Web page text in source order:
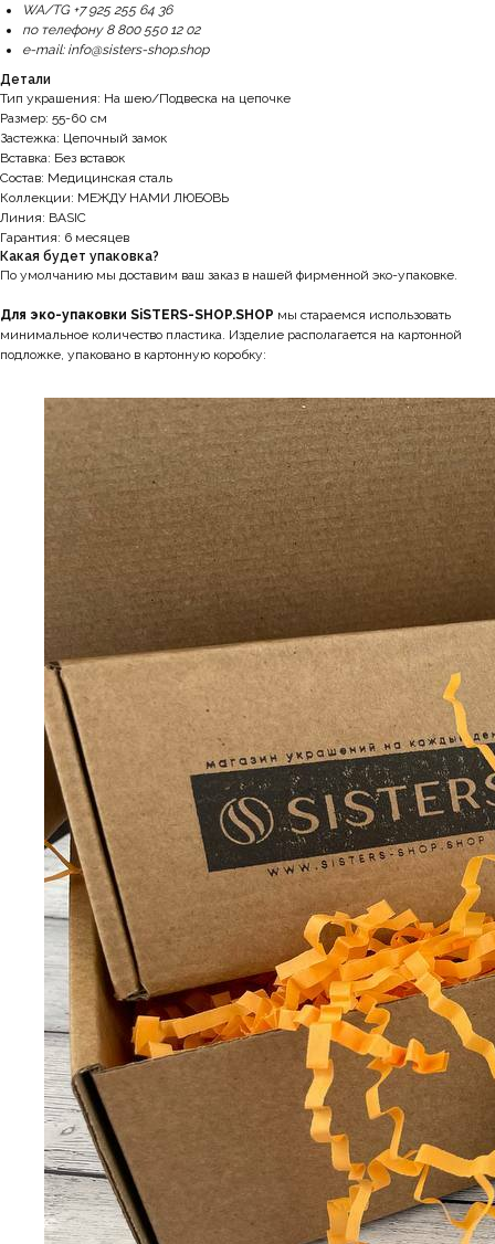
WA/TG +7 925 255 64 36
по телефону 8 800 550 12 02
e-mail: info@sisters-shop.shop
Детали
Тип украшения: На шею/Подвеска на цепочке
Размер: 55-60 см
Застежка: Цепочный замок
Вставка: Без вставок
Состав: Медицинская сталь
Коллекции: МЕЖДУ НАМИ ЛЮБОВЬ
Линия: BASIC
Гарантия: 6 месяцев
Какая будет упаковка?
По умолчанию мы доставим ваш заказ в нашей фирменной эко-упаковке.
Для эко-упаковки SiSTERS-SHOP.SHOP мы стараемся использовать
минимальное количество пластика. Изделие располагается на картонной
подложке, упаковано в картонную коробку: